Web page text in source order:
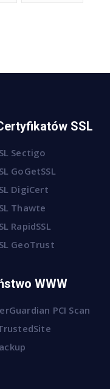
SSL
Sectigo
GoGetSSL
DigiCert
Thawte
RapidSSL
GeoTrust
WWW
PCI Scan